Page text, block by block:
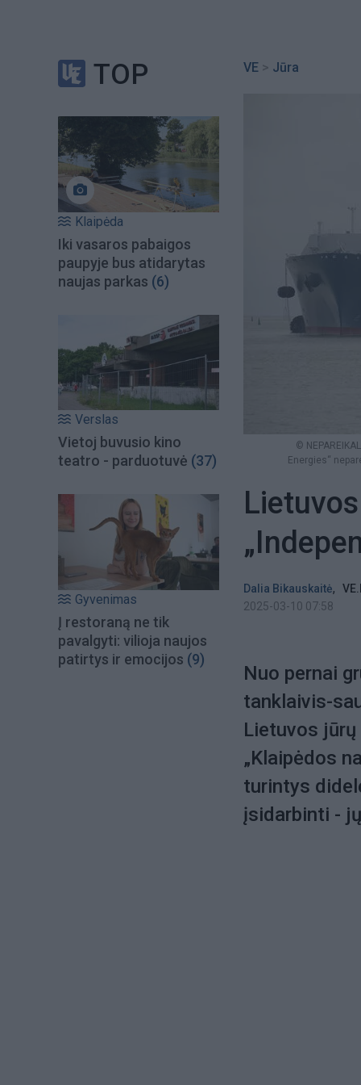
TOP
Klaipėda
Iki vasaros pabaigos
paupyje bus atidarytas
naujas parkas (6)
Verslas
Vietoj buvusio kino
teatro - parduotuvė (37)
Gyvenimas
Į restoraną ne tik
pavalgyti: vilioja naujos
patirtys ir emocijos (9)
VE > Jūra
©
Energies“
Dalia Bikauskaitė,
2025-03-10 07:58
Nuo pernai
tanklaivis-
Lietuvos jūrų
„Klaipėdos
turintys
įsidarbinti -